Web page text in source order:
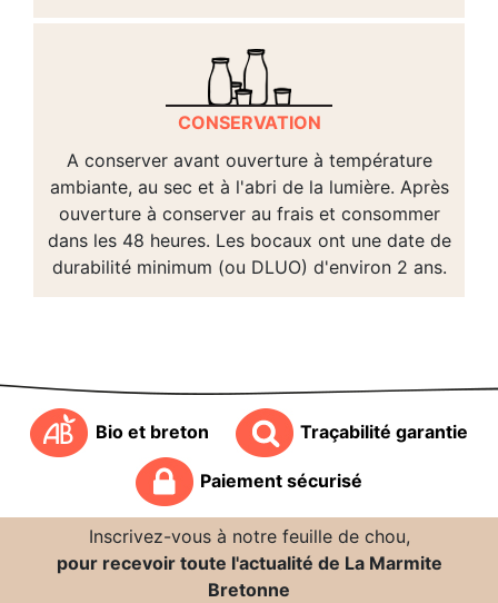
CONSERVATION
A conserver avant ouverture à température
ambiante, au sec et à l'abri de la lumière. Après
ouverture à conserver au frais et consommer
dans les 48 heures. Les bocaux ont une date de
durabilité minimum (ou DLUO) d'environ 2 ans.
Bio et breton Traçabilité garantie
Paiement sécurisé
Inscrivez-vous à notre feuille de chou,
pour recevoir toute l'actualité de La Marmite
Bretonne